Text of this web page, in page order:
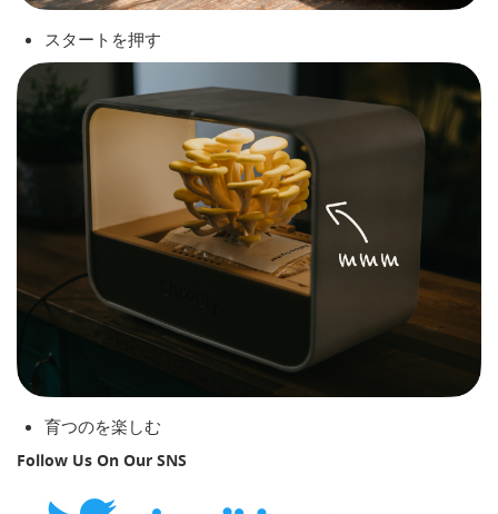
スタートを押す
育つのを楽しむ
Follow Us On Our SNS